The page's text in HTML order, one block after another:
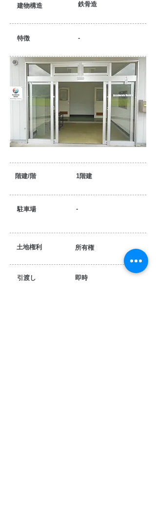
建物構造 鉄骨造
特徴 -
階建/階 1階建
駐車場 -
土地権利 所有権
引渡し ​即時